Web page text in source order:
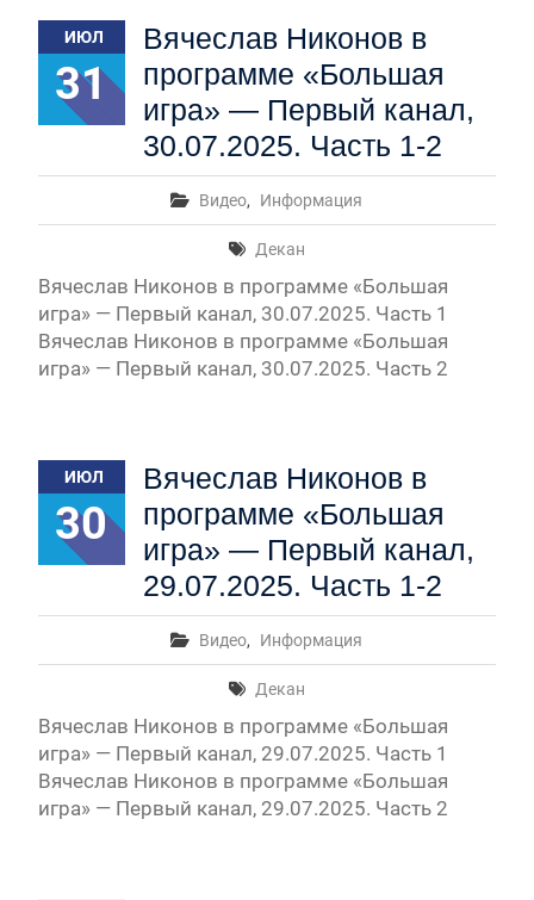
Вячеслав Никонов в программе «Большая игра» —
Первый канал, 27.07.2026. Часть 1-2
Конкурсные списки лиц, прошедших
вступительные испытания в МГУ имени
М.В.Ломоносова в 2026 году по каждому
Вячеслав Никонов в программе «Большая игра» —
Первый канал, 24.07.2026. Часть 1-2
Вячеслав Никонов в программе «Большая игра» —
Первый канал, 06.08.2026. Часть 1-3
ИЮЛ
31
Вячеслав Никонов в
программе «Большая
игра» — Первый канал,
30.07.2025. Часть 1-2
Видео, Информация
Декан
Вячеслав Никонов в программе «Большая
игра» — Первый канал, 30.07.2025. Часть 1
Вячеслав Никонов в программе «Большая
игра» — Первый канал, 30.07.2025. Часть 2
ИЮЛ
30
Вячеслав Никонов в
программе «Большая
игра» — Первый канал,
29.07.2025. Часть 1-2
Видео, Информация
Декан
Вячеслав Никонов в программе «Большая
игра» — Первый канал, 29.07.2025. Часть 1
Вячеслав Никонов в программе «Большая
игра» — Первый канал, 29.07.2025. Часть 2